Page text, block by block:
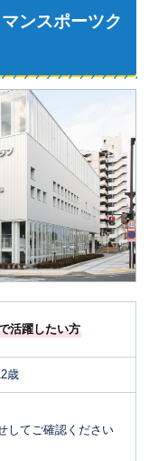
ンスポーツク
活躍したい方
歳
してご確認ください